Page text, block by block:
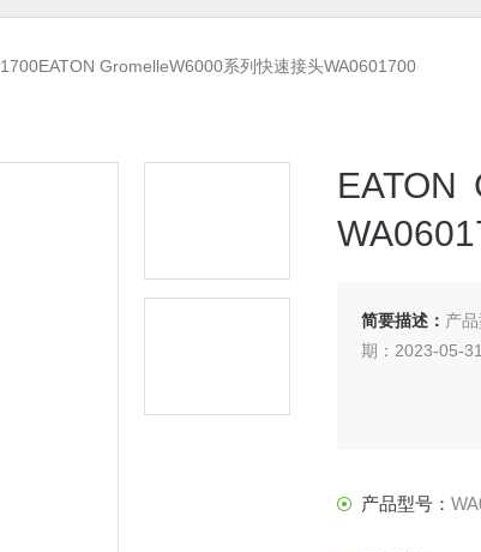
GromelleW6000系列快速接头WA0601700
简要描述： 产
期：2023-05-31
产品型号：